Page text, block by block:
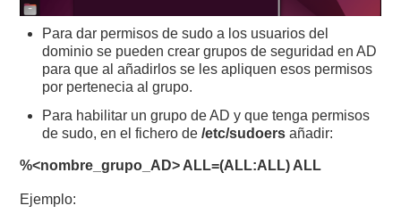
Para dar permisos de sudo a los usuarios del
dominio se pueden crear grupos de seguridad en AD
para que al añadirlos se les apliquen esos permisos
por pertenecia al grupo.
Para habilitar un grupo de AD y que tenga permisos
de sudo, en el fichero de/etc/sudoers añadir:
%<nombre_grupo_AD> ALL=(ALL:ALL) ALL
Ejemplo: